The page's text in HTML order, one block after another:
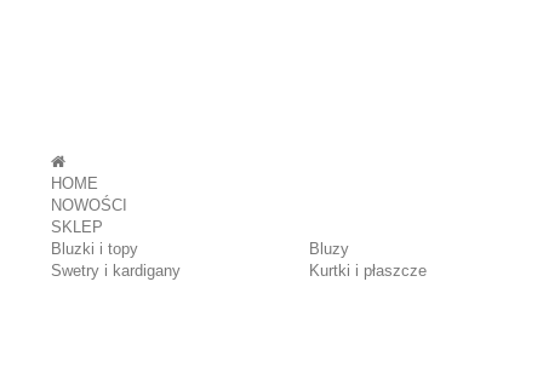
HOME
NOWOŚCI
SKLEP
Bluzki i topy
Bluzy
Swetry i kardigany
Kurtki i płaszcze